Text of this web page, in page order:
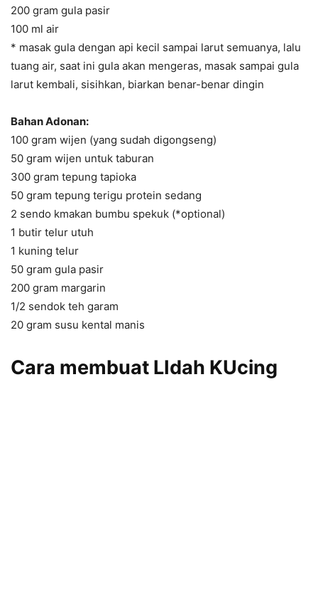
200 gram gula pasir
100 ml air
* masak gula dengan api kecil sampai larut semuanya, lalu
tuang air, saat ini gula akan mengeras, masak sampai gula
larut kembali, sisihkan, biarkan benar-benar dingin
Bahan Adonan:
100 gram wijen (yang sudah digongseng)
50 gram wijen untuk taburan
300 gram tepung tapioka
50 gram tepung terigu protein sedang
2 sendo kmakan bumbu spekuk (*optional)
1 butir telur utuh
1 kuning telur
50 gram gula pasir
200 gram margarin
1/2 sendok teh garam
20 gram susu kental manis
Cara membuat LIdah KUcing